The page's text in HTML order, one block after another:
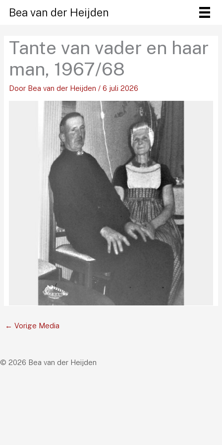
naar
inhoud
Bea van der Heijden
Tante van vader en haar
man, 1967/68
Door Bea van der Heijden / 6 juli 2026
← Vorige Media
© 2026 Bea van der Heijden